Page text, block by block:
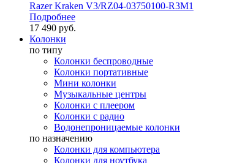
Razer Kraken V3/RZ04-03750100-R3M1
Подробнее
17 490 руб.
Колонки
по типу
Колонки беспроводные
Колонки портативные
Мини колонки
Музыкальные центры
Колонки с плеером
Колонки с радио
Водонепроницаемые колонки
по назначению
Колонки для компьютера
Колонки для ноутбука